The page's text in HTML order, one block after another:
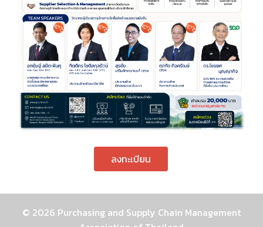
ลงทะเบียน
© 2026 Purchasing and Supply Chain Management